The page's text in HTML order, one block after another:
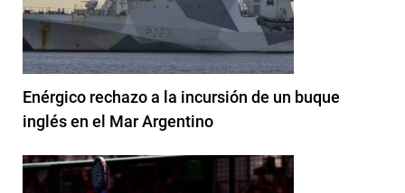
Enérgico rechazo a la incursión de un buque
inglés en el Mar Argentino